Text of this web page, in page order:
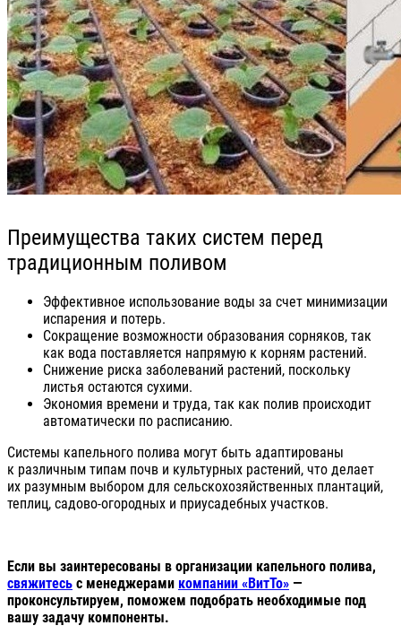
Преимущества таких систем перед
традиционным поливом
Эффективное использование воды за счет минимизации
испарения и потерь.
Сокращение возможности образования сорняков, так
как вода поставляется напрямую к корням растений.
Снижение риска заболеваний растений, поскольку
листья остаются сухими.
Экономия времени и труда, так как полив происходит
автоматически по расписанию.
Системы капельного полива могут быть адаптированы
к различным типам почв и культурных растений, что делает
их разумным выбором для сельскохозяйственных плантаций,
теплиц, садово-огородных и приусадебных участков.
Если вы заинтересованы в организации капельного полива,
свяжитесь с менеджерами компании «ВитТо» —
проконсультируем, поможем подобрать необходимые под
вашу задачу компоненты.